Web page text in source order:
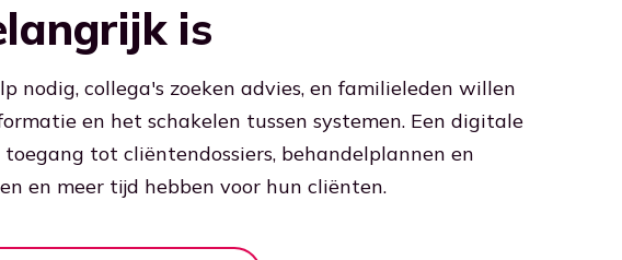
is
nodig, collega's zoeken advies, en familieleden willen
en het schakelen tussen systemen. Een digitale
tot cliëntendossiers, behandelplannen en
en meer tijd hebben voor hun cliënten.